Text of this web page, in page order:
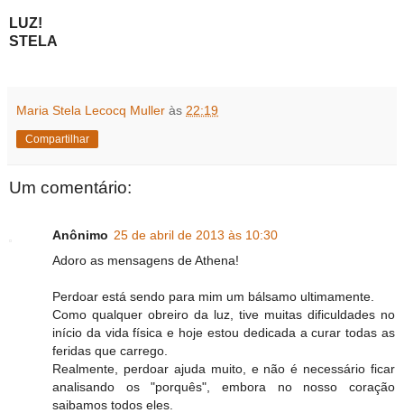
LUZ!
STELA
Maria Stela Lecocq Muller às 22:19
Compartilhar
Um comentário:
Anônimo 25 de abril de 2013 às 10:30
Adoro as mensagens de Athena!
Perdoar está sendo para mim um bálsamo ultimamente.
Como qualquer obreiro da luz, tive muitas dificuldades no
início da vida física e hoje estou dedicada a curar todas as
feridas que carrego.
Realmente, perdoar ajuda muito, e não é necessário ficar
analisando os "porquês", embora no nosso coração
saibamos todos eles.